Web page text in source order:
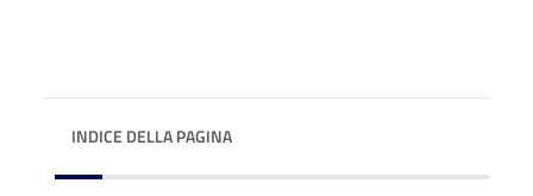
INDICE DELLA PAGINA